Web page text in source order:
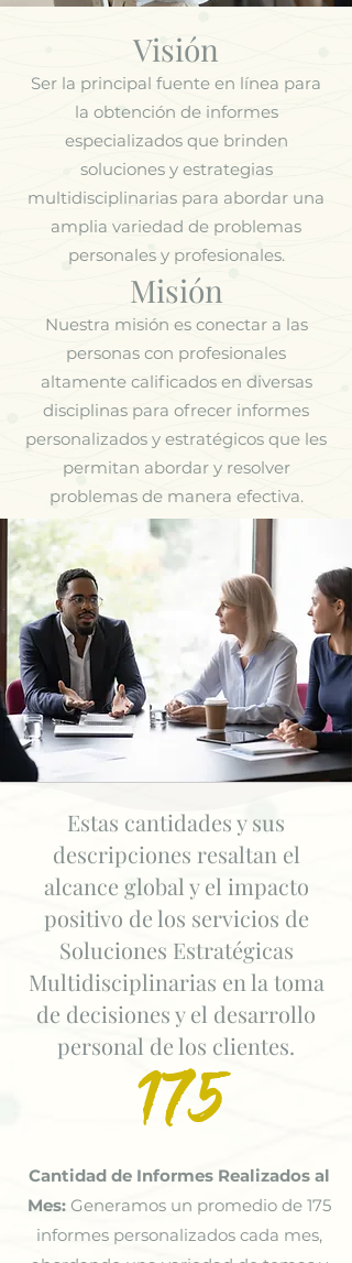
Visión
Ser la principal fuente en línea para
la obtención de informes
especializados que brinden
soluciones y estrategias
multidisciplinarias para abordar una
amplia variedad de problemas
personales y profesionales.
Misión
Nuestra misión es conectar a las
personas con profesionales
altamente calificados en diversas
disciplinas para ofrecer informes
personalizados y estratégicos que les
permitan abordar y resolver
problemas de manera efectiva.
Estas cantidades y sus
descripciones resaltan el
alcance global y el impacto
positivo de los servicios de
Soluciones Estratégicas
Multidisciplinarias en la toma
de decisiones y el desarrollo
personal de los clientes.
175
Cantidad de Informes Realizados al
Mes:Generamos un promedio de 175
informes personalizados cada mes,